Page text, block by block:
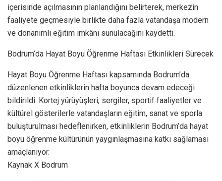
içerisinde açılmasının planlandığını belirterek, merkezin
faaliyete geçmesiyle birlikte daha fazla vatandaşa modern
ve donanımlı eğitim imkânı sunulacağını kaydetti.
Bodrum’da Hayat Boyu Öğrenme Haftası Etkinlikleri Sürecek
Hayat Boyu Öğrenme Haftası kapsamında Bodrum’da
düzenlenen etkinliklerin hafta boyunca devam edeceği
bildirildi. Kortej yürüyüşleri, sergiler, sportif faaliyetler ve
kültürel gösterilerle vatandaşların eğitim, sanat ve sporla
buluşturulması hedeflenirken, etkinliklerin Bodrum’da hayat
boyu öğrenme kültürünün yaygınlaşmasına katkı sağlaması
amaçlanıyor.
Kaynak X Bodrum